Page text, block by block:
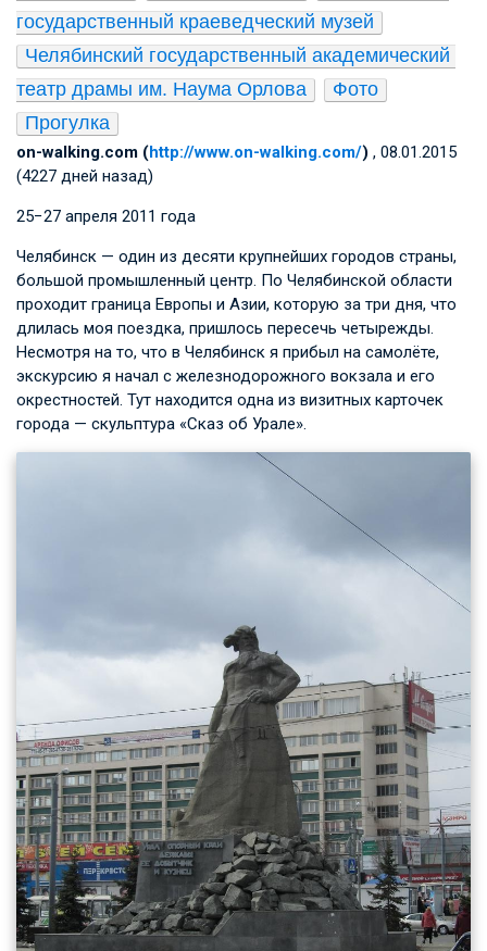
государственный краеведческий музей
Челябинский государственный академический
театр драмы им. Наума Орлова
Фото
Прогулка
on-walking.com (http://www.on-walking.com/) , 08.01.2015
(4227 дней назад)
25−27 апреля 2011 года
Челябинск — один из десяти крупнейших городов страны,
большой промышленный центр. По Челябинской области
проходит граница Европы и Азии, которую за три дня, что
длилась моя поездка, пришлось пересечь четырежды.
Несмотря на то, что в Челябинск я прибыл на самолёте,
экскурсию я начал с железнодорожного вокзала и его
окрестностей. Тут находится одна из визитных карточек
города — скульптура «Сказ об Урале».